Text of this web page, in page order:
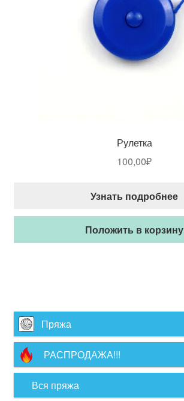
Рулетка
100,00₽
Узнать подробнее
Положить в корзину
Пряжа
РАСПРОДАЖА!!!
Вся пряжа